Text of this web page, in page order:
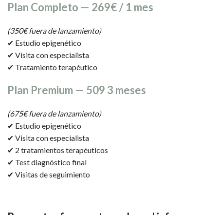
Plan Completo — 269€ / 1 mes
(350€ fuera de lanzamiento)
✔ Estudio epigenético
✔ Visita con especialista
✔ Tratamiento terapéutico
Plan Premium — 509 3 meses
(675€ fuera de lanzamiento)
✔ Estudio epigenético
✔ Visita con especialista
✔ 2 tratamientos terapéuticos
✔ Test diagnóstico final
✔ Visitas de seguimiento